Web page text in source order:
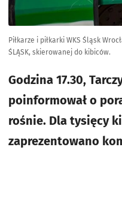
Piłkarze i piłkarki WKS Śląsk
ŚLĄSK, skierowanej do kibiców.
Godzina 17.30,
poinformował o
rośnie. Dla tysięcy
zaprezentowano